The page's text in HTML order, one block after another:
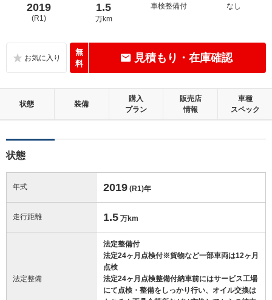
2019
(R1)
1.5
万km
車検整備付
なし
無
料
見積もり・在庫確認
状態 装備
購入
プラン
販売店
情報
車種
スペック
状態
年式 2019 (R1)年
走行距離 1.5 万km
法定整備
法定整備付
法定24ヶ月点検付※貨物など一部車両は12ヶ月
点検
法定24ヶ月点検整備付納車前にはサービス工場
にて点検・整備をしっかり行い、オイル交換は